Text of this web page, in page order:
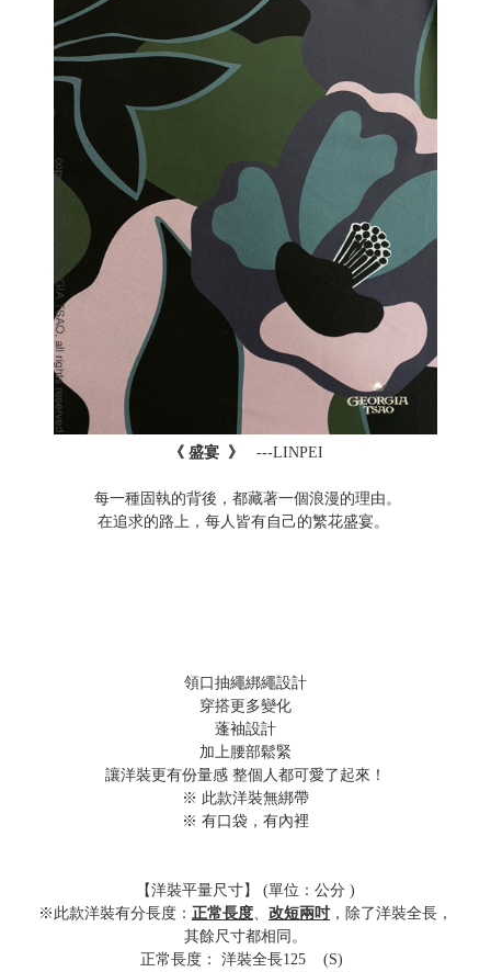
《 盛宴 》 ---LINPEI
每一種固執的背後，都藏著一個浪漫的理由。
在追求的路上，每人皆有自己的繁花盛宴。
領口抽繩綁繩設計
穿搭更多變化
蓬袖設計
加上腰部鬆緊
讓洋裝更有份量感 整個人都可愛了起來！
※ 此款洋裝無綁帶
※ 有口袋，有內裡
【洋裝平量尺寸】 (單位：公分 )
※此款洋裝有分長度： 正常長度、 改短兩吋，除了洋裝全長，
其餘尺寸都相同。
正常長度： 洋裝全長125 (S)